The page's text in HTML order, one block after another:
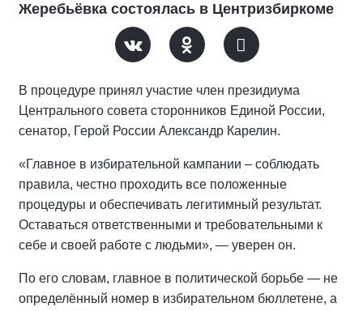
Жеребьёвка состоялась в Центризбиркоме
В процедуре принял участие член президиума
Центрального совета сторонников Единой России,
сенатор, Герой России Александр Карелин.
«Главное в избирательной кампании – соблюдать
правила, честно проходить все положенные
процедуры и обеспечивать легитимный результат.
Оставаться ответственными и требовательными к
себе и своей работе с людьми», — уверен он.
По его словам, главное в политической борьбе — не
определённый номер в избирательном бюллетене, а